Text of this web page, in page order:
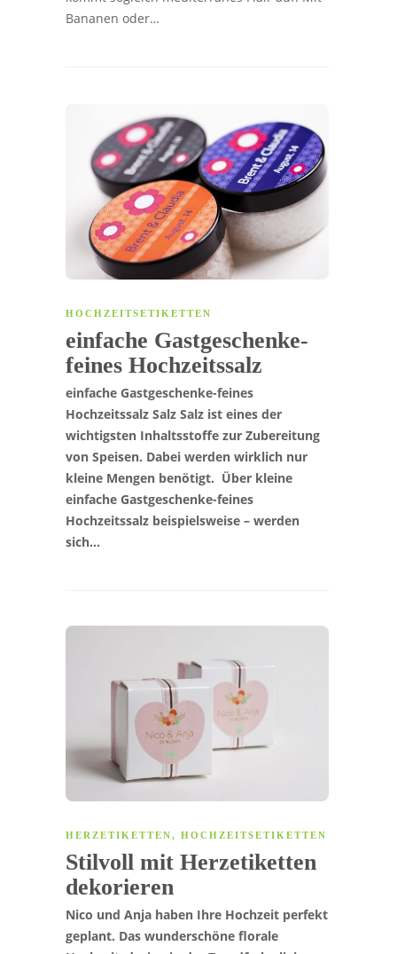
Bananen oder…
HOCHZEITSETIKETTEN
einfache Gastgeschenke-
feines Hochzeitssalz
einfache Gastgeschenke-feines
Hochzeitssalz Salz Salz ist eines der
wichtigsten Inhaltsstoffe zur Zubereitung
von Speisen. Dabei werden wirklich nur
kleine Mengen benötigt. Über kleine
einfache Gastgeschenke-feines
Hochzeitssalz beispielsweise – werden
sich…
HERZETIKETTEN, HOCHZEITSETIKETTEN
Stilvoll mit Herzetiketten
dekorieren
Nico und Anja haben Ihre Hochzeit perfekt
geplant. Das wunderschöne florale